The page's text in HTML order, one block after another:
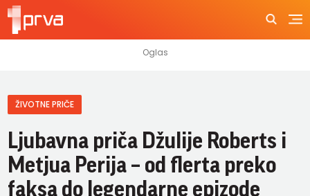
ŽIVOTNE PRIČE
Ljubavna priča Džulije Roberts i
Metjua Perija – od flerta preko
faksa do legendarne epizode